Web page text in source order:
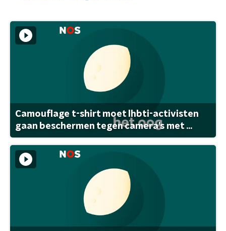
Camouflage t-shirt moet lhbti-activisten
gaan beschermen tegen camera's met ...